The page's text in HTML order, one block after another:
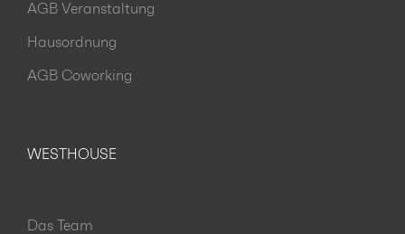
AGB Veranstaltung
Hausordnung
AGB Coworking
WESTHOUSE
Das Team